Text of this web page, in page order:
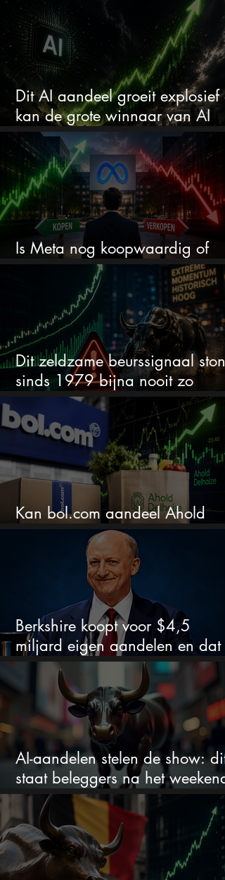
Dit AI aandeel groeit explosief
kan de grote winnaar van AI
worden
Is Meta nog koopwaardig of
wordt het tijd om te verkopen?
Dit zeldzame beurssignaal stond
sinds 1979 bijna nooit zo
extreem
Kan bol.com aandeel Ahold
nieuw leven inblazen?
Berkshire koopt voor $4,5
miljard eigen aandelen en dat
zegt veel over de waardering
AI-aandelen stelen de show: dit
staat beleggers na het weekend
te wachten